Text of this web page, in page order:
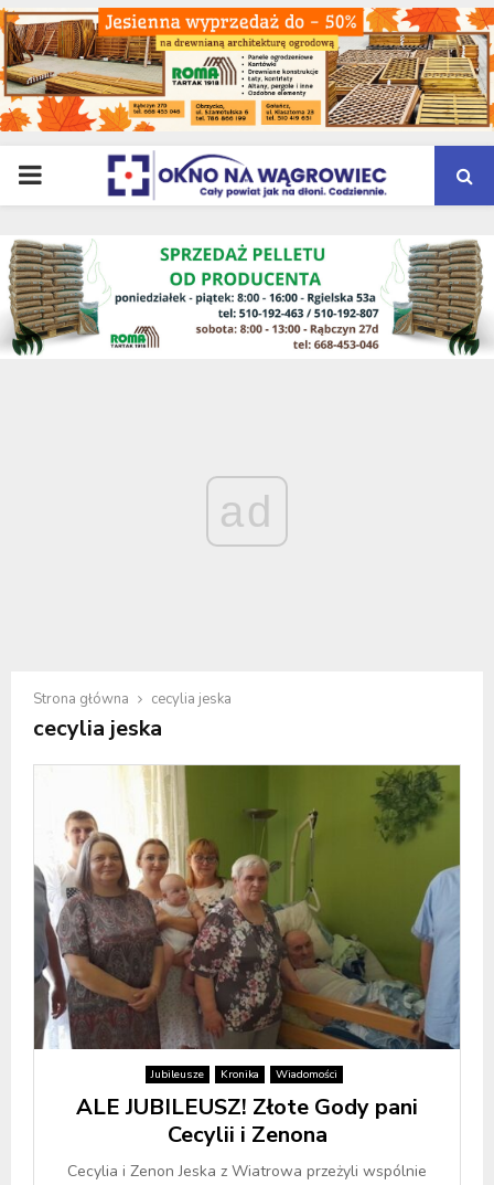
PRIMARY
MENU
ad
Strona główna cecylia jeska
cecylia jeska
Jubileusze Kronika Wiadomości
ALE JUBILEUSZ! Złote Gody pani
Cecylii i Zenona
Cecylia i Zenon Jeska z Wiatrowa przeżyli wspólnie